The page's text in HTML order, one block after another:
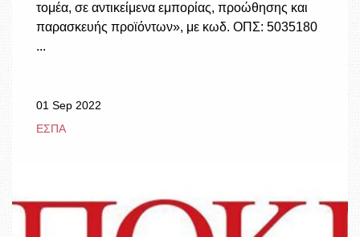
τομέα, σε αντικείμενα εμπορίας, προώθησης και
παρασκευής προϊόντων», με κωδ. ΟΠΣ: 5035180
...
01 Sep 2022
ΕΣΠΑ